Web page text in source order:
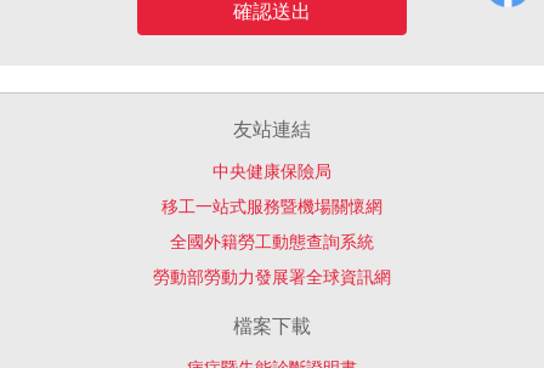
確認送出
友站連結
中央健康保險局
移工一站式服務暨機場關懷網
全國外籍勞工動態查詢系統
勞動部勞動力發展署全球資訊網
檔案下載